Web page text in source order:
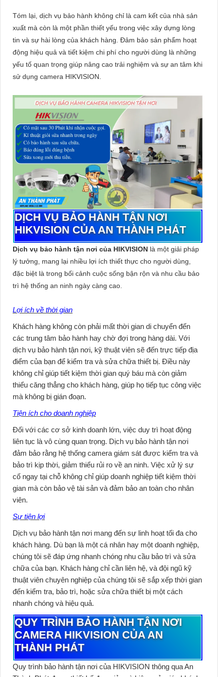
Tóm lại, dịch vụ bảo hành không chỉ là cam kết của nhà sản
xuất mà còn là một phần thiết yếu trong việc xây dựng lòng
tin và sự hài lòng của khách hàng. Đảm bảo sản phẩm hoạt
động hiệu quả và tiết kiệm chi phí cho người dùng là những
yếu tố quan trọng giúp nâng cao trải nghiệm và sự an tâm khi
sử dụng camera HIKVISION.
DỊCH VỤ BẢO HÀNH TẬN NƠI
HIKVISION CỦA AN THÀNH PHÁT
Dịch vụ bảo hành tận nơi của HIKVISION là một giải pháp
lý tưởng, mang lại nhiều lợi ích thiết thực cho người dùng,
đặc biệt là trong bối cảnh cuộc sống bận rộn và nhu cầu bảo
trì hệ thống an ninh ngày càng cao.
Lợi ích về thời gian
Khách hàng không còn phải mất thời gian di chuyển đến
các trung tâm bảo hành hay chờ đợi trong hàng dài. Với
dịch vụ bảo hành tận nơi, kỹ thuật viên sẽ đến trực tiếp địa
điểm của bạn để kiểm tra và sửa chữa thiết bị. Điều này
không chỉ giúp tiết kiệm thời gian quý báu mà còn giảm
thiểu căng thẳng cho khách hàng, giúp họ tiếp tục công việc
mà không bị gián đoạn.
Tiện ích cho doanh nghiệp
Đối với các cơ sở kinh doanh lớn, việc duy trì hoạt động
liên tục là vô cùng quan trọng. Dịch vụ bảo hành tận nơi
đảm bảo rằng hệ thống camera giám sát được kiểm tra và
bảo trì kịp thời, giảm thiểu rủi ro về an ninh. Việc xử lý sự
cố ngay tại chỗ không chỉ giúp doanh nghiệp tiết kiệm thời
gian mà còn bảo vệ tài sản và đảm bảo an toàn cho nhân
viên.
Sự tiện lợi
Dịch vụ bảo hành tận nơi mang đến sự linh hoạt tối đa cho
khách hàng. Dù bạn là một cá nhân hay một doanh nghiệp,
chúng tôi sẽ đáp ứng nhanh chóng nhu cầu bảo trì và sửa
chữa của bạn. Khách hàng chỉ cần liên hệ, và đội ngũ kỹ
thuật viên chuyên nghiệp của chúng tôi sẽ sắp xếp thời gian
đến kiểm tra, bảo trì, hoặc sửa chữa thiết bị một cách
nhanh chóng và hiệu quả.
QUY TRÌNH BẢO HÀNH TẬN NƠI
CAMERA HIKVISION CỦA AN
THÀNH PHÁT
Quy trình bảo hành tận nơi của HIKVISION thông qua An